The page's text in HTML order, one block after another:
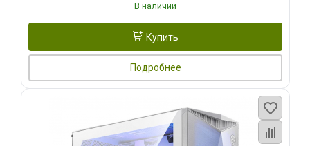
В наличии
Купить
Подробнее